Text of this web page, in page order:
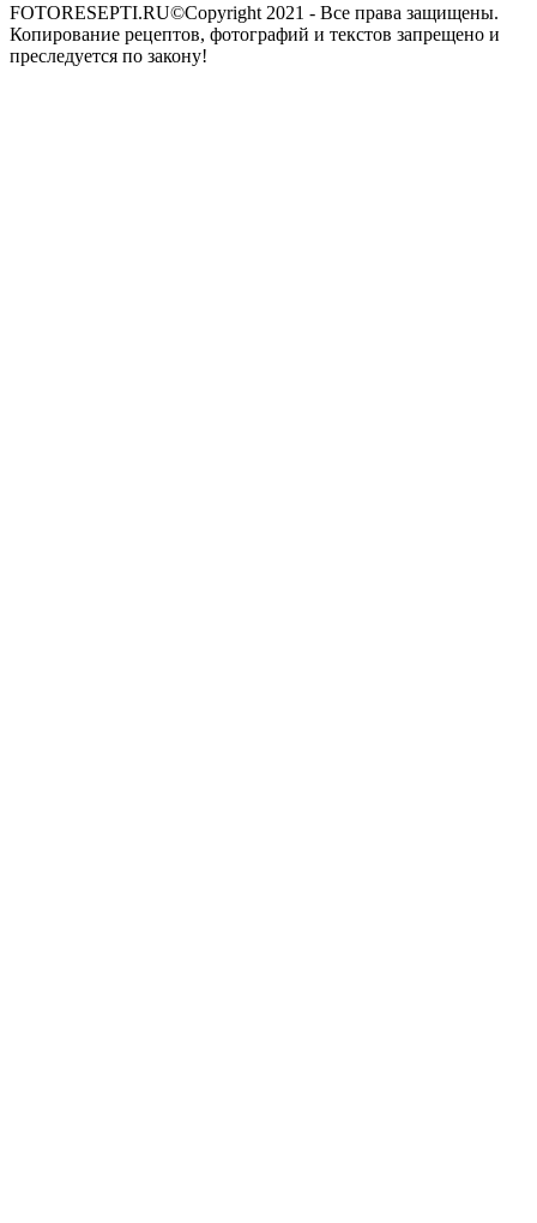
FOTORESEPTI.RU©Copyright 2021 - Все права защищены.
Копирование рецептов, фотографий и текстов запрещено и
преследуется по закону!